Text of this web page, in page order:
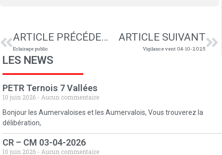
ARTICLE PRÉCÉDENT
Eclairage public
ARTICLE SUIVANT
Vigilance vent 04-10-2025
LES NEWS
PETR Ternois 7 Vallées
10 juin 2026
Aucun commentaire
Bonjour les Aumervaloises et les Aumervalois, Vous trouverez la
délibération,
CR – CM 03-04-2026
10 juin 2026
Aucun commentaire